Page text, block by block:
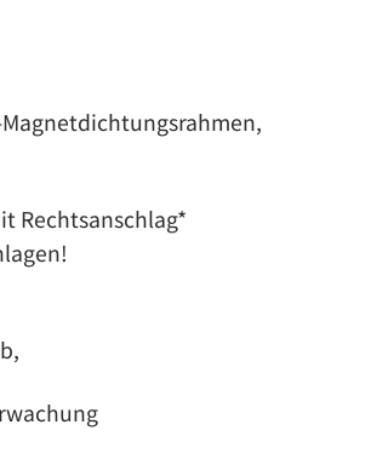
Rechtsanschlag*